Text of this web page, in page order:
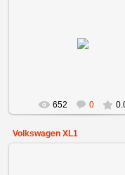
652 0
Volkswagen XL1